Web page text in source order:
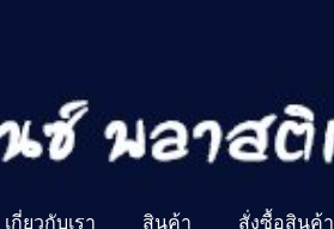
เกี่ยวกับเรา สินค้า สั่งซื้อสินค้า